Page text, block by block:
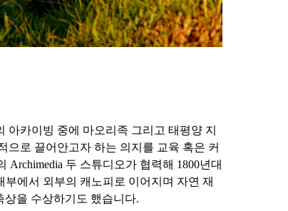
카이빙 중에 마오리족 그리고 태평양 지
으로 끌어안고자 하는 의지를 교육 혹은 커
두 스튜디오가 협력해 1800년대
에서 외부의 캐노피로 이어지며 자연 재
상을 수상하기도 했습니다.